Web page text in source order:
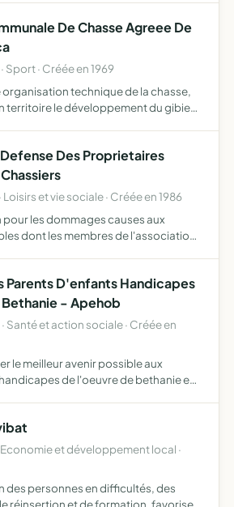
De Chasse Agreee De
Sport · Créée en 1969
technique de la chasse,
territoire le développement du gibier
Des Proprietaires
Loisirs et vie sociale · Créée en 1986
les dommages causes aux
dont les membres de l'association
Parents D'enfants Handicapes
- Apehob
Santé et action sociale · Créée en
le meilleur avenir possible aux
de l'oeuvre de bethanie en
Economie et développement local ·
des personnes en difficultés, des
réinsertion et de formation. favoriser